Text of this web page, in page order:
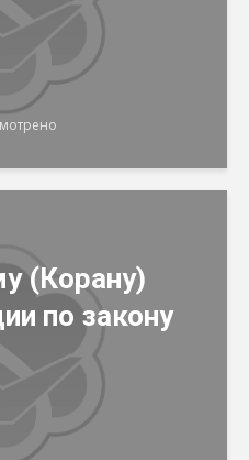
(Корану)
по закону